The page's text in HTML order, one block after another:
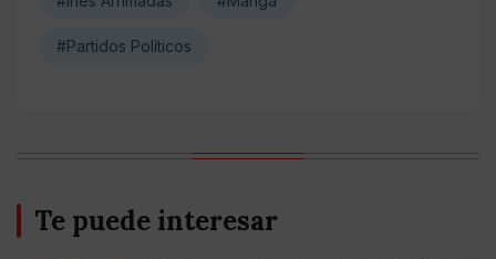
#Partidos Políticos
Te puede interesar